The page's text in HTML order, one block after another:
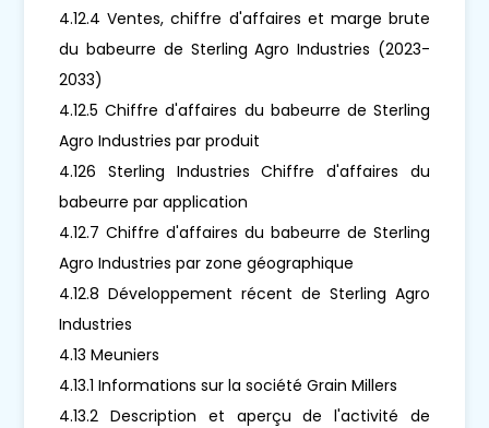
4.12.4 Ventes, chiffre d'affaires et marge brute
du babeurre de Sterling Agro Industries (2023-
2033)
4.12.5 Chiffre d'affaires du babeurre de Sterling
Agro Industries par produit
4.126 Sterling Industries Chiffre d'affaires du
babeurre par application
4.12.7 Chiffre d'affaires du babeurre de Sterling
Agro Industries par zone géographique
4.12.8 Développement récent de Sterling Agro
Industries
4.13 Meuniers
4.13.1 Informations sur la société Grain Millers
4.13.2 Description et aperçu de l'activité de